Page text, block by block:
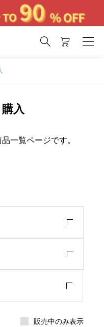

入
一覧ページです。
販売中のみ表示